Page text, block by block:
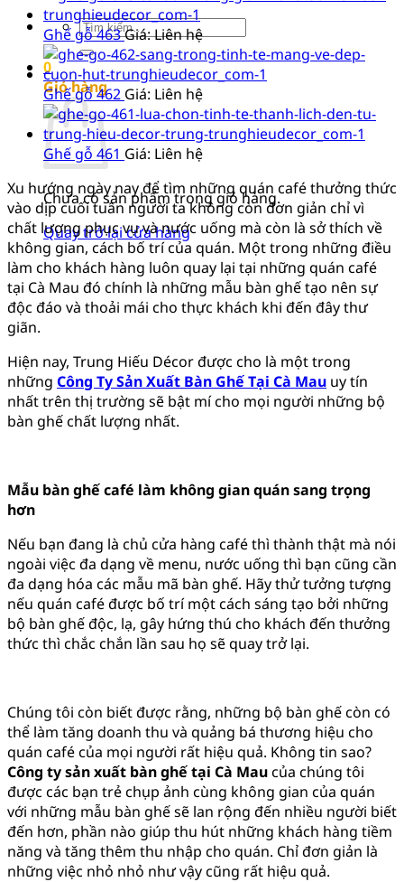
Tìm
kiếm:
0
Giỏ hàng
Chưa có sản phẩm trong giỏ hàng.
Quay trở lại cửa hàng
Ghế gỗ 463Giá: Liên hệ
Ghế gỗ 462 Giá: Liên hệ
Ghế gỗ 461 Giá: Liên hệ
Xu hướng ngày nay để tìm những quán café thưởng thức
vào dịp cuối tuần người ta không còn đơn giản chỉ vì
chất lượng phục vụ và nước uống mà còn là sở thích về
không gian, cách bố trí của quán. Một trong những điều
làm cho khách hàng luôn quay lại tại những quán café
tại Cà Mau đó chính là những mẫu bàn ghế tạo nên sự
độc đáo và thoải mái cho thực khách khi đến đây thư
giãn.
Hiện nay, Trung Hiếu Décor được cho là một trong
những Công Ty Sản Xuất Bàn Ghế Tại Cà Mau uy tín
nhất trên thị trường sẽ bật mí cho mọi người những bộ
bàn ghế chất lượng nhất.
Mẫu bàn ghế café làm không gian quán sang trọng
hơn
Nếu bạn đang là chủ cửa hàng café thì thành thật mà nói
ngoài việc đa dạng về menu, nước uống thì bạn cũng cần
đa dạng hóa các mẫu mã bàn ghế. Hãy thử tưởng tượng
nếu quán café được bố trí một cách sáng tạo bởi những
bộ bàn ghế độc, lạ, gây hứng thú cho khách đến thưởng
thức thì chắc chắn lần sau họ sẽ quay trở lại.
Chúng tôi còn biết được rằng, những bộ bàn ghế còn có
thể làm tăng doanh thu và quảng bá thương hiệu cho
quán café của mọi người rất hiệu quả. Không tin sao?
Công ty sản xuất bàn ghế tại Cà Maucủa chúng tôi
được các bạn trẻ chụp ảnh cùng không gian của quán
với những mẫu bàn ghế sẽ lan rộng đến nhiều người biết
đến hơn, phần nào giúp thu hút những khách hàng tiềm
năng và tăng thêm thu nhập cho quán. Chỉ đơn giản là
những việc nhỏ nhỏ như vậy cũng rất hiệu quả.